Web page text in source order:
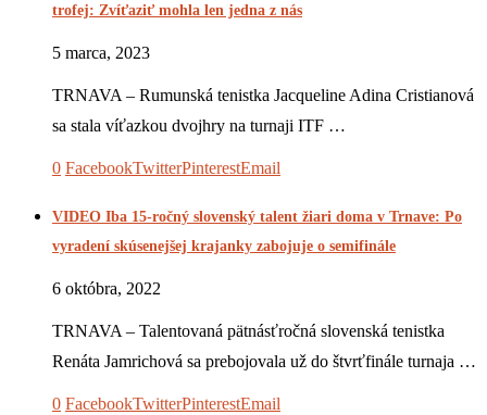
trofej: Zvíťaziť mohla len jedna z nás
5 marca, 2023
TRNAVA – Rumunská tenistka Jacqueline Adina Cristianová
sa stala víťazkou dvojhry na turnaji ITF …
0 FacebookTwitterPinterestEmail
VIDEO Iba 15-ročný slovenský talent žiari doma v Trnave: Po
vyradení skúsenejšej krajanky zabojuje o semifinále
6 októbra, 2022
TRNAVA – Talentovaná pätnásťročná slovenská tenistka
Renáta Jamrichová sa prebojovala už do štvrťfinále turnaja …
0 FacebookTwitterPinterestEmail